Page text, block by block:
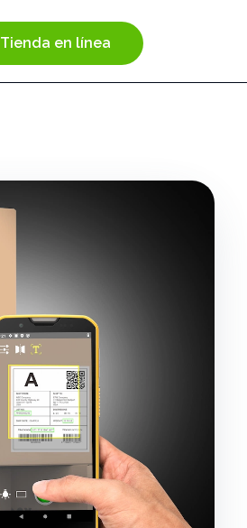
Tienda en línea